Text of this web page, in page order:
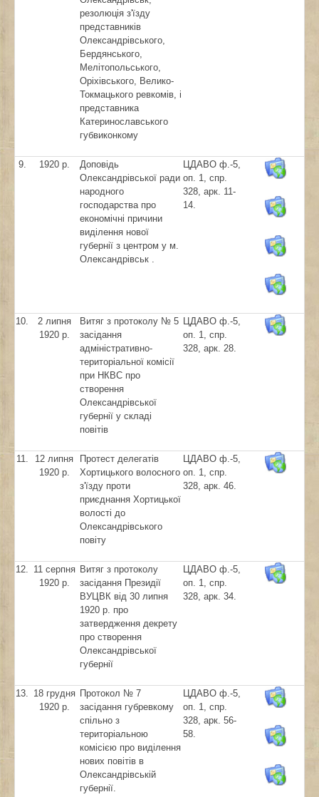
резолюція з'їзду
представників
Олександрівського,
Бердянського,
Мелітопольського,
Оріхівського, Велико-
Токмацького ревкомів, і
представника
Катеринославського
губвиконкому
9. 1920 р.
Доповідь
Олександрівської ради
народного
господарства про
економічні причини
виділення нової
губернії з центром у м.
Олександрівськ .
ЦДАВО ф.-5,
оп. 1, спр.
328, арк. 11-
14.
10.
2 липня
1920 р.
Витяг з протоколу № 5
засідання
адміністративно-
територіальної комісії
при НКВС про
створення
Олександрівської
губернії у складі
повітів
ЦДАВО ф.-5,
оп. 1, спр.
328, арк. 28.
11.
12 липня
1920 р.
Протест делегатів
Хортицького волосного
з'їзду проти
приєднання Хортицької
волості до
Олександрівського
повіту
ЦДАВО ф.-5,
оп. 1, спр.
328, арк. 46.
12. 11 серпня
1920 р.
Витяг з протоколу
засідання Президії
ВУЦВК від 30 липня
1920 р. про
затвердження декрету
про створення
Олександрівської
губернії
ЦДАВО ф.-5,
оп. 1, спр.
328, арк. 34.
13. 18 грудня
1920 р.
Протокол № 7
засідання губревкому
спільно з
територіальною
комісією про виділення
нових повітів в
Олександрівській
губернії.
ЦДАВО ф.-5,
оп. 1, спр.
328, арк. 56-
58.